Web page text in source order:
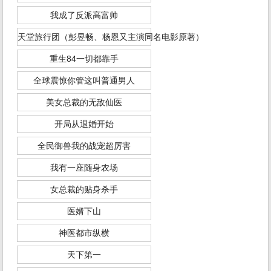
我成了反派高富帅
天堂旅行团（彭昱畅、杨恩又主演同名电影原著）
重生84一切都靠手
全球震惊你管这叫普通男人
美女总裁的无敌仙医
开局从退婚开始
全民御兽我的战宠超厉害
我有一座随身农场
女总裁的贴身杀手
医婿下山
神医都市纵横
天下第一